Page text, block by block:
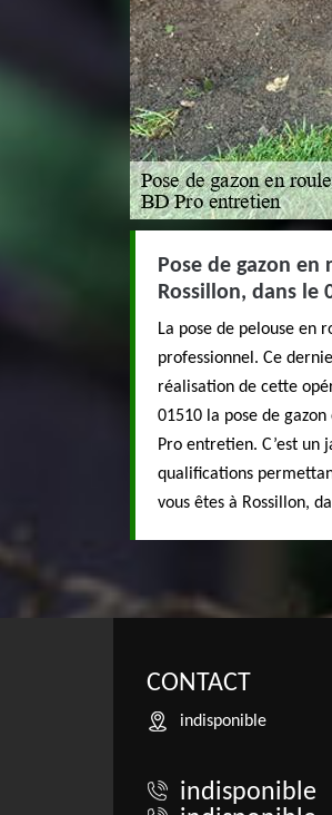
Pose de gazon
Rossillon, dans le
La pose de pelouse en
professionnel. Ce
réalisation de cette
01510 la pose de
Pro entretien. C’est un
qualifications
vous êtes à Rossillon,
CONTACT
indisponible
indisponible